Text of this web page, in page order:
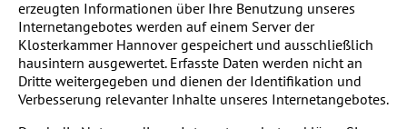
erzeugten Informationen über Ihre Benutzung unseres
Internetangebotes werden auf einem Server der
Klosterkammer Hannover gespeichert und ausschließlich
hausintern ausgewertet. Erfasste Daten werden nicht an
Dritte weitergegeben und dienen der Identifikation und
Verbesserung relevanter Inhalte unseres Internetangebotes.